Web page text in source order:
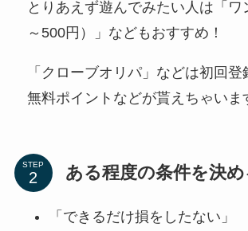
とりあえず遊んでみたい人は「ワ
～500円）」などもおすすめ！
「クローブオリパ」などは初回
無料ポイントなどが貰えちゃいま
STEP ある程度の条件を決め
「できるだけ損をしたない」